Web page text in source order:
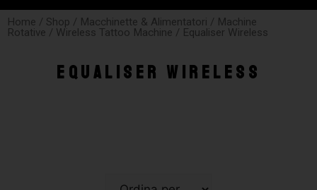
Home / Shop / Macchinette & Alimentatori / Machine
Rotative / Wireless Tattoo Machine / Equaliser Wireless
Equaliser Wireless